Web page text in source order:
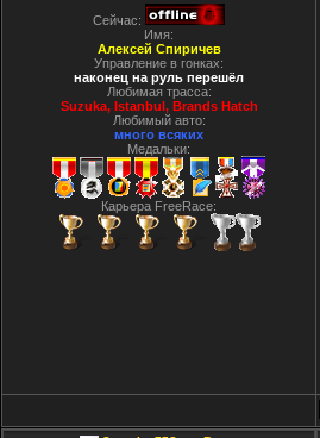
Сейчас:
Имя:
Алексей Спиричев
Управление в гонках:
наконец на руль перешёл
Любимая трасса:
Suzuka, Istanbul, Вrands Hatch
Любимый авто:
много всяких
Медальки:
Карьера FreeRace: